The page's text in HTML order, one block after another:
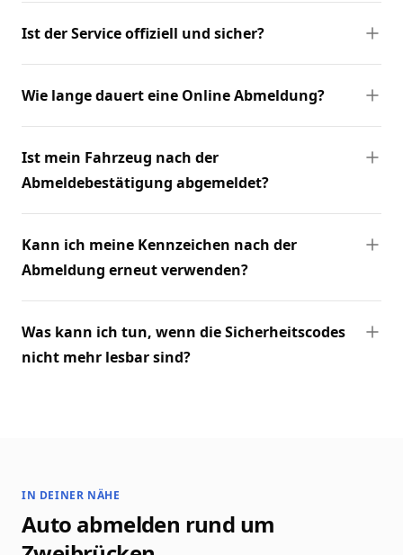
Ist der Service offiziell und sicher?
Wie lange dauert eine Online Abmeldung?
Ist mein Fahrzeug nach der
Abmeldebestätigung abgemeldet?
Kann ich meine Kennzeichen nach der
Abmeldung erneut verwenden?
Was kann ich tun, wenn die Sicherheitscodes
nicht mehr lesbar sind?
IN DEINER NÄHE
Auto abmelden rund um